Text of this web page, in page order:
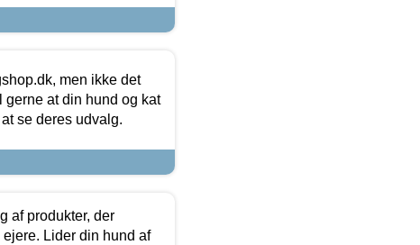
men ikke det
gerne at din hund og kat
se deres udvalg.
af produkter, der
Lider din hund af